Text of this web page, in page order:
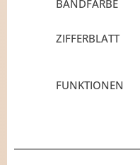
BANDFARBE
ZIFFERBLATT
FUNKTIONEN